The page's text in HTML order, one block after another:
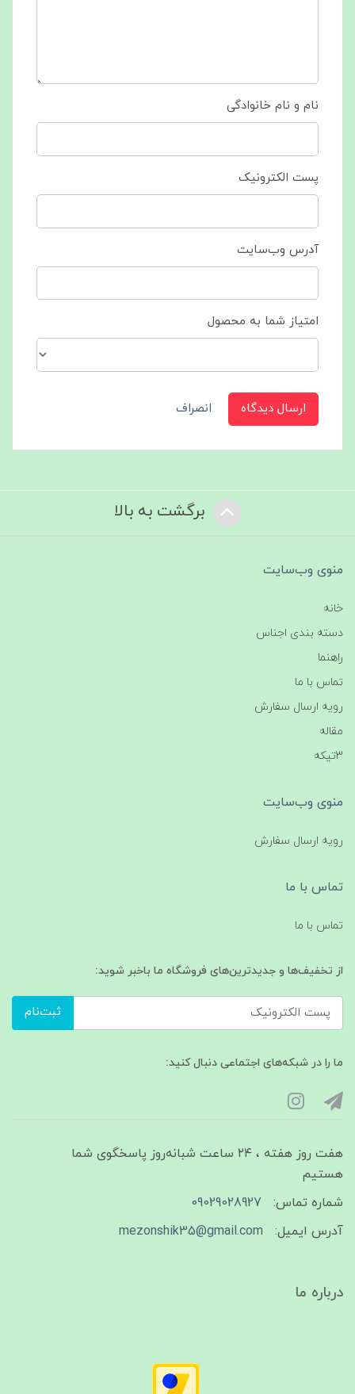
نام و نام خانوادگی
پست الکترونیک
آدرس وب‌سایت
امتیاز شما به محصول
ارسال دیدگاه انصراف
برگشت به بالا
منوی وب‌سایت
خانه
دسته بندی اجناس
راهنما
تماس با ما
رویه ارسال سفارش
مقاله
3تیکه
منوی وب‌سایت
رویه ارسال سفارش
تماس با ما
تماس با ما
از تخفیف‌ها و جدیدترین‌های فروشگاه ما باخبر شوید:
ثبت‌نام
ما را در شبکه‌های اجتماعی دنبال کنید:
هفت روز هفته ، ۲۴ ساعت شبانه‌روز پاسخگوی شما
هستیم
شماره تماس:
09029028927
آدرس ایمیل:
mezonshik35@gmail.com
درباره ما